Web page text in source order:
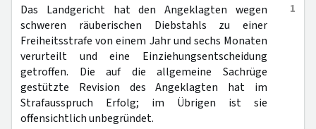
1
Das Landgericht hat den Angeklagten wegen
schweren räuberischen Diebstahls zu einer
Freiheitsstrafe von einem Jahr und sechs Monaten
verurteilt und eine Einziehungsentscheidung
getroffen. Die auf die allgemeine Sachrüge
gestützte Revision des Angeklagten hat im
Strafausspruch Erfolg; im Übrigen ist sie
offensichtlich unbegründet.